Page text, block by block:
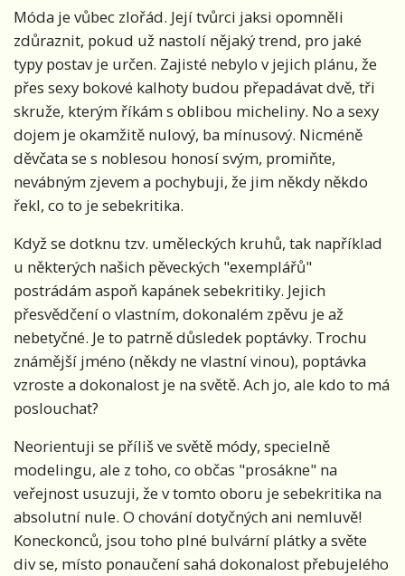
Móda je vůbec zlořád. Její tvůrci jaksi opomněli
zdůraznit, pokud už nastolí nějaký trend, pro jaké
typy postav je určen. Zajisté nebylo v jejich plánu, že
přes sexy bokové kalhoty budou přepadávat dvě, tři
skruže, kterým říkám s oblibou micheliny. No a sexy
dojem je okamžitě nulový, ba mínusový. Nicméně
děvčata se s noblesou honosí svým, promiňte,
nevábným zjevem a pochybuji, že jim někdy někdo
řekl, co to je sebekritika.
Když se dotknu tzv. uměleckých kruhů, tak například
u některých našich pěveckých "exemplářů"
postrádám aspoň kapánek sebekritiky. Jejich
přesvědčení o vlastním, dokonalém zpěvu je až
nebetyčné. Je to patrně důsledek poptávky. Trochu
známější jméno (někdy ne vlastní vinou), poptávka
vzroste a dokonalost je na světě. Ach jo, ale kdo to má
poslouchat?
Neorientuji se příliš ve světě módy, specielně
modelingu, ale z toho, co občas "prosákne" na
veřejnost usuzuji, že v tomto oboru je sebekritika na
absolutní nule. O chování dotyčných ani nemluvě!
Koneckonců, jsou toho plné bulvární plátky a světe
div se, místo ponaučení sahá dokonalost přebujelého